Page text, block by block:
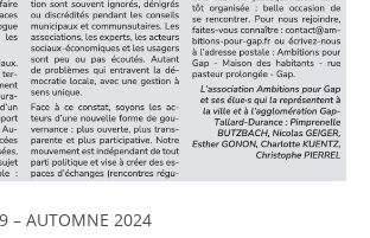
– AUTOMNE 2024